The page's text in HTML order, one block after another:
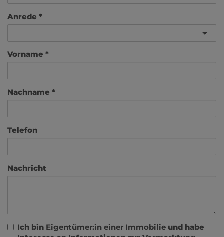
Anrede
Vorname
Nachname
Telefon
Nachricht
Ich bin Eigentümer:in einer Immobilie und habe